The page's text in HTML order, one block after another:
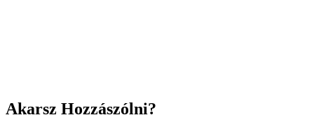
Akarsz Hozzászólni?